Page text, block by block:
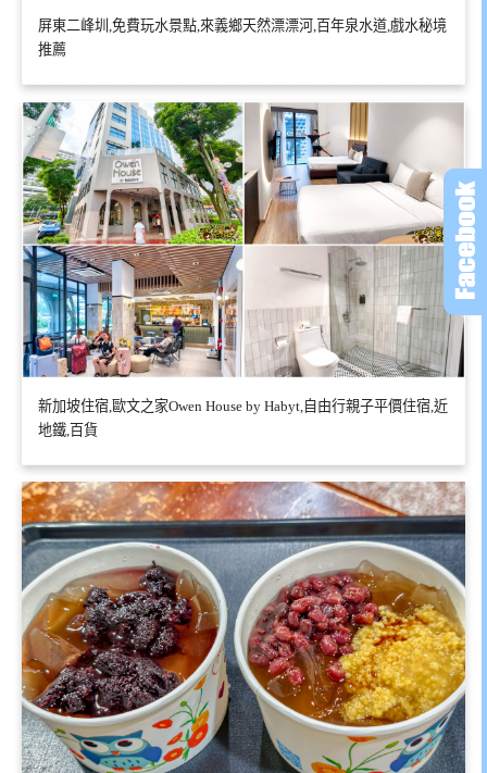
屏東二峰圳,免費玩水景點,來義鄉天然漂漂河,百年泉水道,戲水秘境
推薦
新加坡住宿,歐文之家Owen House by Habyt,自由行親子平價住宿,近
地鐵,百貨